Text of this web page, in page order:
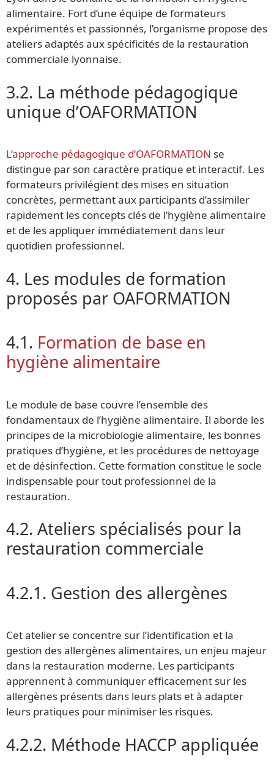
alimentaire. Fort d’une équipe de formateurs
expérimentés et passionnés, l’organisme propose des
ateliers adaptés aux spécificités de la restauration
commerciale lyonnaise.
3.2. La méthode pédagogique
unique d’OAFORMATION
L’approche pédagogique d’OAFORMATION se
distingue par son caractère pratique et interactif. Les
formateurs privilégient des mises en situation
concrètes, permettant aux participants d’assimiler
rapidement les concepts clés de l’hygiène alimentaire
et de les appliquer immédiatement dans leur
quotidien professionnel.
4. Les modules de formation
proposés par OAFORMATION
4.1. Formation de base en
hygiène alimentaire
Le module de base couvre l’ensemble des
fondamentaux de l’hygiène alimentaire. Il aborde les
principes de la microbiologie alimentaire, les bonnes
pratiques d’hygiène, et les procédures de nettoyage
et de désinfection. Cette formation constitue le socle
indispensable pour tout professionnel de la
restauration.
4.2. Ateliers spécialisés pour la
restauration commerciale
4.2.1. Gestion des allergènes
Cet atelier se concentre sur l’identification et la
gestion des allergènes alimentaires, un enjeu majeur
dans la restauration moderne. Les participants
apprennent à communiquer efficacement sur les
allergènes présents dans leurs plats et à adapter
leurs pratiques pour minimiser les risques.
4.2.2. Méthode HACCP appliquée